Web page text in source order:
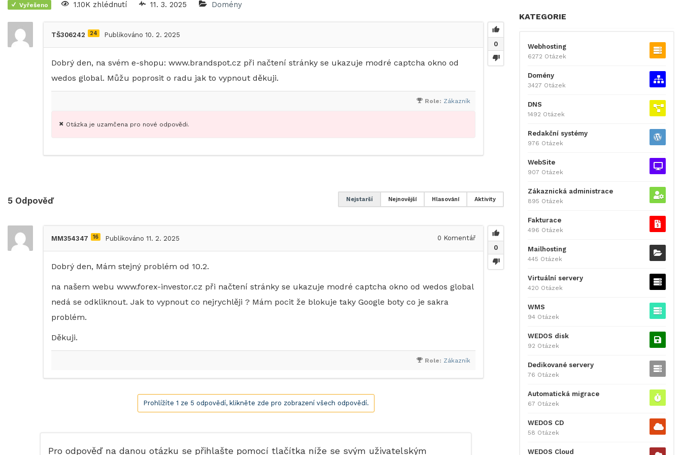
Vyřešeno 1.10K zhlédnutí 11. 3. 2025 Domény
0
TŠ306242 24 Publikováno 10. 2. 2025
Dobrý den, na svém e-shopu: www.brandspot.cz při načtení stránky se ukazuje modré captcha okno od
wedos global. Můžu poprosit o radu jak to vypnout děkuji.
Role: Zákazník
Otázka je uzamčena pro nové odpovědi.
5 Odpověď Aktivity
Hlasování
Nejnovější
Nejstarší
0
MM354347 16 Publikováno 11. 2. 2025 0 Komentář
Dobrý den, Mám stejný problém od 10.2.
na našem webu www.forex-investor.cz při načtení stránky se ukazuje modré captcha okno od wedos global
nedá se odkliknout. Jak to vypnout co nejrychlěji ? Mám pocit že blokuje taky Google boty co je sakra
problém.
Děkuji.
Role: Zákazník
Prohlížíte 1 ze 5 odpovědí, klikněte zde pro zobrazení všech odpovědí.
Pro odpověď na danou otázku se přihlašte pomocí tlačítka níže se svým uživatelským
KATEGORIE
Webhosting
6272 Otázek
Domény
3427 Otázek
DNS
1492 Otázek
Redakční systémy
976 Otázek
WebSite
907 Otázek
Zákaznická administrace
895 Otázek
Fakturace
496 Otázek
Mailhosting
445 Otázek
Virtuální servery
420 Otázek
WMS
94 Otázek
WEDOS disk
92 Otázek
Dedikované servery
76 Otázek
Automatická migrace
67 Otázek
WEDOS CD
58 Otázek
WEDOS Cloud